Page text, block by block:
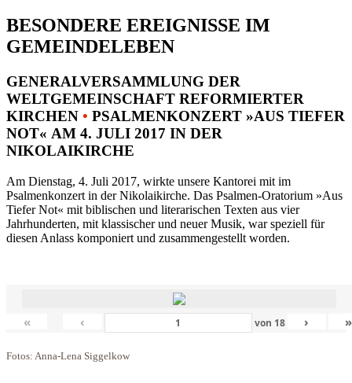
BESONDERE EREIGNISSE IM
GEMEINDELEBEN
GENERALVERSAMMLUNG DER
WELTGEMEINSCHAFT REFORMIERTER
KIRCHEN • PSALMENKONZERT »AUS TIEFER
NOT« AM 4. JULI 2017 IN DER
NIKOLAIKIRCHE
Am Dienstag, 4. Juli 2017, wirkte unsere Kantorei mit im
Psalmenkonzert in der Nikolaikirche. Das Psalmen-Oratorium »Aus
Tiefer Not« mit biblischen und literarischen Texten aus vier
Jahrhunderten, mit klassischer und neuer Musik, war speziell für
diesen Anlass komponiert und zusammengestellt worden.
« ‹ von 18 › »
Fotos: Anna-Lena Siggelkow